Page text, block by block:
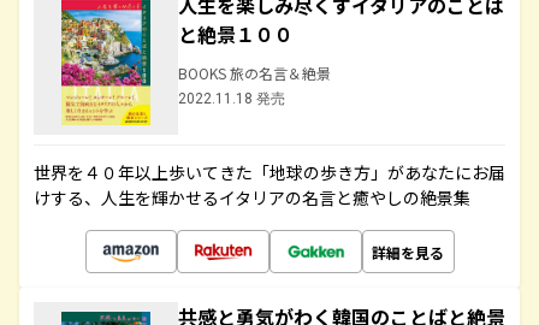
と絶景１００
BOOKS 旅の名言＆絶景
2022.11.18 発売
世界を４０年以上歩いてきた「地球の歩き方」があなたにお届
けする、人生を輝かせるイタリアの名言と癒やしの絶景集
詳細を見る
共感と勇気がわく韓国のことばと絶景